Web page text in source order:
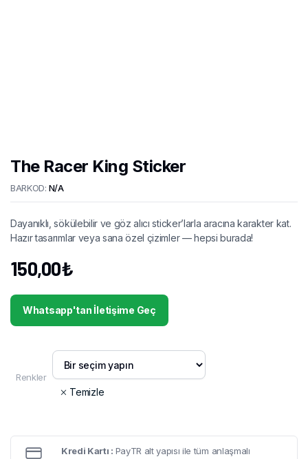
The Racer King Sticker
BARKOD: N/A
Dayanıklı, sökülebilir ve göz alıcı sticker’larla aracına karakter kat.
Hazır tasarımlar veya sana özel çizimler — hepsi burada!
150,00₺
Whatsapp'tan İletişime Geç
Renkler
Temizle
Kredi Kartı : PayTR alt yapısı ile tüm anlaşmalı